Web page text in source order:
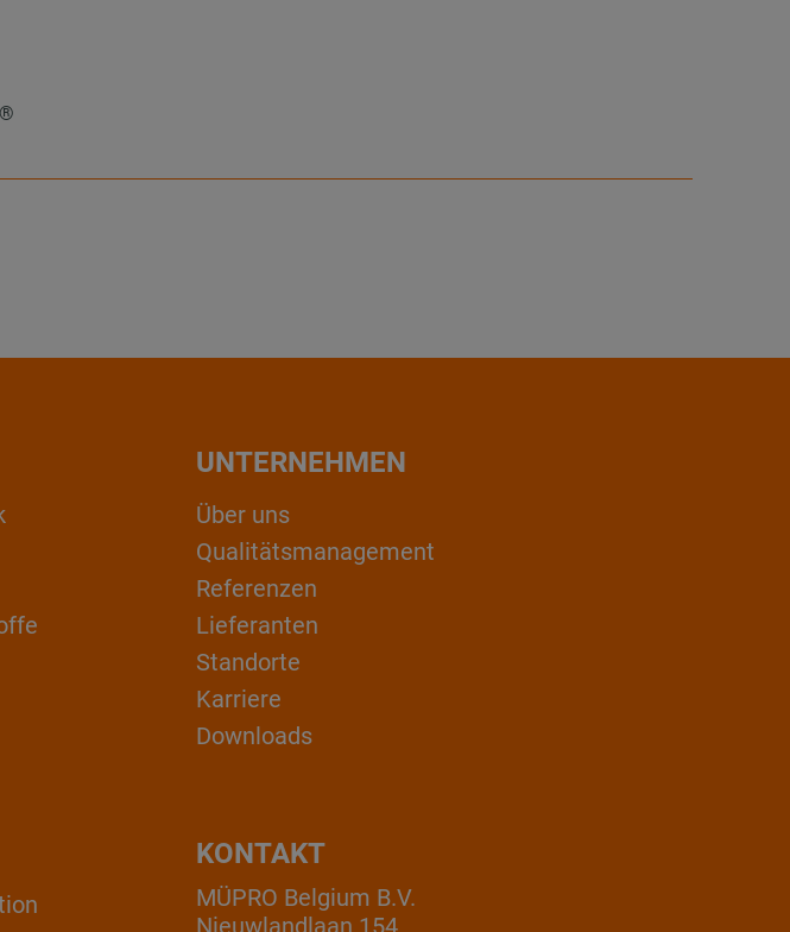
UNTERNEHMEN
Über uns
Qualitätsmanagement
Referenzen
Lieferanten
Standorte
Karriere
Downloads
KONTAKT
MÜPRO Belgium B.V.